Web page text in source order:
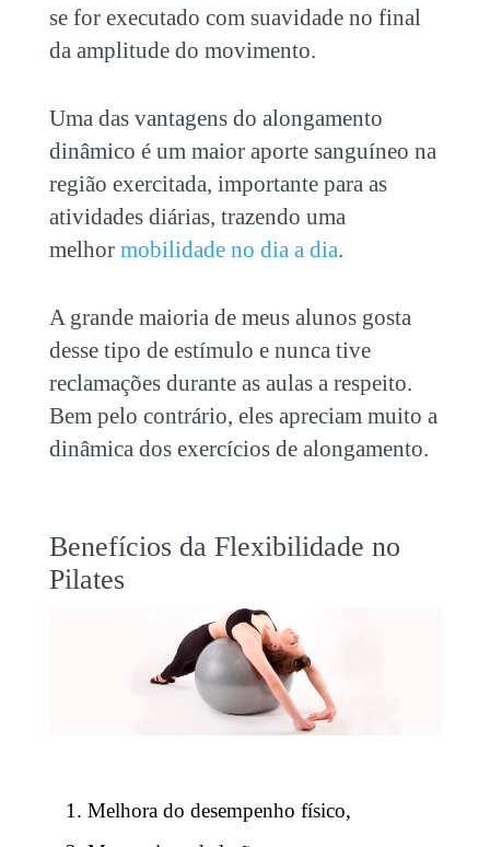
se for executado com suavidade no final
da amplitude do movimento.
Uma das vantagens do alongamento
dinâmico é um maior aporte sanguíneo na
região exercitada, importante para as
atividades diárias, trazendo uma
melhor mobilidade no dia a dia.
A grande maioria de meus alunos gosta
desse tipo de estímulo e nunca tive
reclamações durante as aulas a respeito.
Bem pelo contrário, eles apreciam muito a
dinâmica dos exercícios de alongamento.
Benefícios da Flexibilidade no
Pilates
Melhora do desempenho físico,